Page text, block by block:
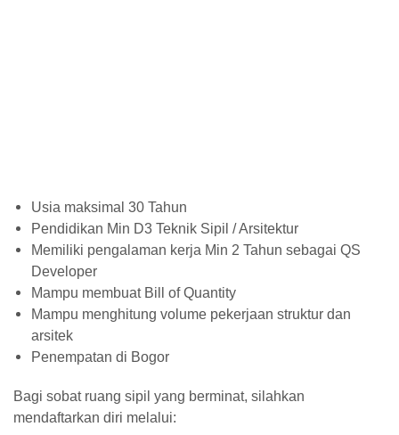
Usia maksimal 30 Tahun
Pendidikan Min D3 Teknik Sipil / Arsitektur
Memiliki pengalaman kerja Min 2 Tahun sebagai QS
Developer
Mampu membuat Bill of Quantity
Mampu menghitung volume pekerjaan struktur dan
arsitek
Penempatan di Bogor
Bagi sobat ruang sipil yang berminat, silahkan
mendaftarkan diri melalui: